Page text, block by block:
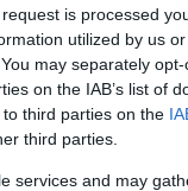
is processed
utilized by us
may separately
on the IAB’s list of
third parties on the
third parties.
services and may